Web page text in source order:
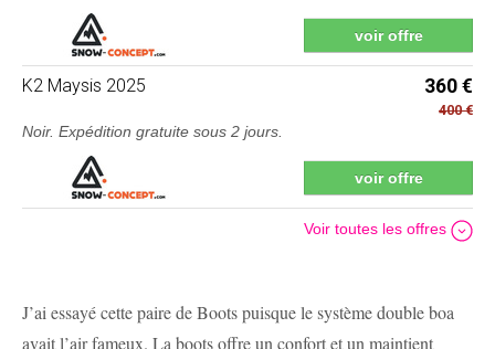
voir offre
K2 Maysis 2025 360 €
400 €
Noir. Expédition gratuite sous 2 jours.
voir offre
Voir toutes les offres
J’ai essayé cette paire de Boots puisque le système double boa
avait l’air fameux. La boots offre un confort et un maintient